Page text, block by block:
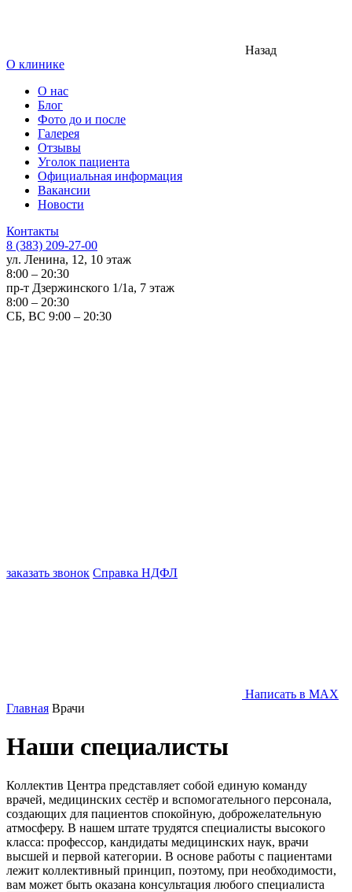
Назад
О клинике
О нас
Блог
Фото до и после
Галерея
Отзывы
Уголок пациента
Официальная информация
Вакансии
Новости
Контакты
8 (383) 209-27-00
ул. Ленина, 12, 10 этаж
8:00 – 20:30
пр-т Дзержинского 1/1а, 7 этаж
8:00 – 20:30
СБ, ВС 9:00 – 20:30
заказать звонок Справка НДФЛ
Написать в MAX
Главная Врачи
Наши специалисты
Коллектив Центра представляет собой единую команду
врачей, медицинских сестёр и вспомогательного персонала,
создающих для пациентов спокойную, доброжелательную
атмосферу. В нашем штате трудятся специалисты высокого
класса: профессор, кандидаты медицинских наук, врачи
высшей и первой категории. В основе работы с пациентами
лежит коллективный принцип, поэтому, при необходимости,
вам может быть оказана консультация любого специалиста